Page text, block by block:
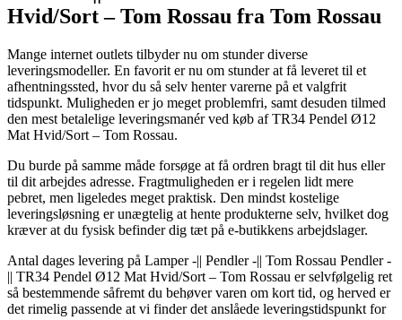
Hvid/Sort – Tom Rossau fra Tom Rossau
Mange internet outlets tilbyder nu om stunder diverse
leveringsmodeller. En favorit er nu om stunder at få leveret til et
afhentningssted, hvor du så selv henter varerne på et valgfrit
tidspunkt. Muligheden er jo meget problemfri, samt desuden tilmed
den mest betalelige leveringsmanér ved køb af TR34 Pendel Ø12
Mat Hvid/Sort – Tom Rossau.
Du burde på samme måde forsøge at få ordren bragt til dit hus eller
til dit arbejdes adresse. Fragtmuligheden er i regelen lidt mere
pebret, men ligeledes meget praktisk. Den mindst kostelige
leveringsløsning er unægtelig at hente produkterne selv, hvilket dog
kræver at du fysisk befinder dig tæt på e-butikkens arbejdslager.
Antal dages levering på Lamper -|| Pendler -|| Tom Rossau Pendler -
|| TR34 Pendel Ø12 Mat Hvid/Sort – Tom Rossau er selvfølgelig ret
så bestemmende såfremt du behøver varen om kort tid, og herved er
det rimelig passende at vi finder det anslåede leveringstidspunkt for